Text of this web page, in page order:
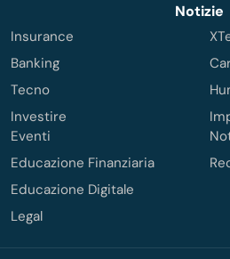
Notizie
Insurance
Banking
Tecno
Investire
Eventi
Educazione Finanziaria
Educazione Digitale
Legal